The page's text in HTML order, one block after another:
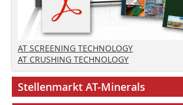
AT SCREENING TECHNOLOGY
AT CRUSHING TECHNOLOGY
Stellenmarkt AT-Minerals